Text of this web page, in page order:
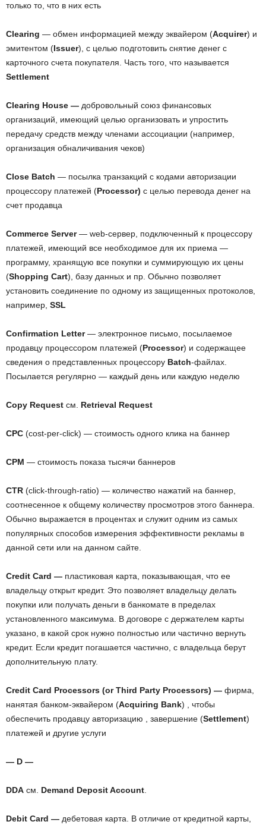
только то, что в них есть
Clearing — обмен информацией между эквайером (Acquirer) и
эмитентом (Issuer), с целью подготовить снятие денег с
карточного счета покупателя. Часть того, что называется
Settlement
Clearing House — добровольный союз финансовых
организаций, имеющий целью организовать и упростить
передачу средств между членами ассоциации (например,
организация обналичивания чеков)
Сlose Batch — посылка транзакций с кодами авторизации
процессору платежей (Processor) с целью перевода денег на
счет продавца
Commerce Server— web-сервер, подключенный к процессору
платежей, имеющий все необходимое для их приема —
программу, хранящую все покупки и суммирующую их цены
(Shopping Cart), базу данных и пр. Обычно позволяет
установить соединение по одному из защищенных протоколов,
например, SSL
Confirmation Letter— электронное письмо, посылаемое
продавцу процессором платежей (Processor) и содержащее
сведения о представленных процессору Batch-файлах.
Посылается регулярно — каждый день или каждую неделю
Copy Request см. Retrieval Request
CPC (cost-per-click) — стоимость одного клика на баннер
CPM — стоимость показа тысячи баннеров
CTR (click-through-ratio) — количество нажатий на баннер,
соотнесенное к общему количеству просмотров этого баннера.
Обычно выражается в процентах и служит одним из самых
популярных способов измерения эффективности рекламы в
данной сети или на данном сайте.
Credit Card — пластиковая карта, показывающая, что ее
владельцу открыт кредит. Это позволяет владельцу делать
покупки или получать деньги в банкомате в пределах
установленного максимума. В договоре с держателем карты
указано, в какой срок нужно полностью или частично вернуть
кредит. Если кредит погашается частично, с владельца берут
дополнительную плату.
Credit Card Processors (or Third Party Processors) — фирма,
нанятая банком-эквайером (Acquiring Bank) , чтобы
обеспечить продавцу авторизацию , завершение (Settlement)
платежей и другие услуги
— D —
DDA см. Demand Deposit Account
Debit Card — дебетовая карта. В отличие от кредитной карты,